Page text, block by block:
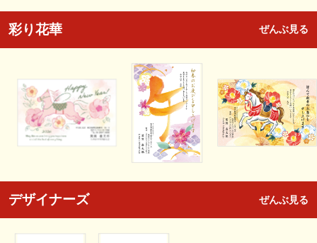
彩り花華 ぜんぶ見る
デザイナーズ ぜんぶ見る